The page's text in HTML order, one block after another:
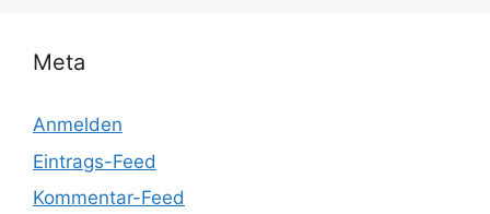
Meta
Anmelden
Eintrags-Feed
Kommentar-Feed